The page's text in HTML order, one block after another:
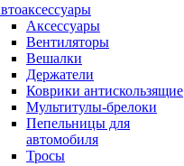
Аксессуары
Вентиляторы
Вешалки
Держатели
Коврики антискользящие
Мультитулы-брелоки
Пепельницы для
автомобиля
Тросы